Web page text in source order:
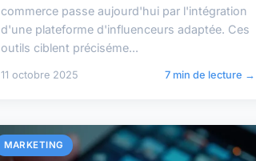
commerce passe aujourd'hui par l'intégration
d'une plateforme d'influenceurs adaptée. Ces
outils ciblent préciséme...
11 octobre 2025 7 min de lecture →
MARKETING